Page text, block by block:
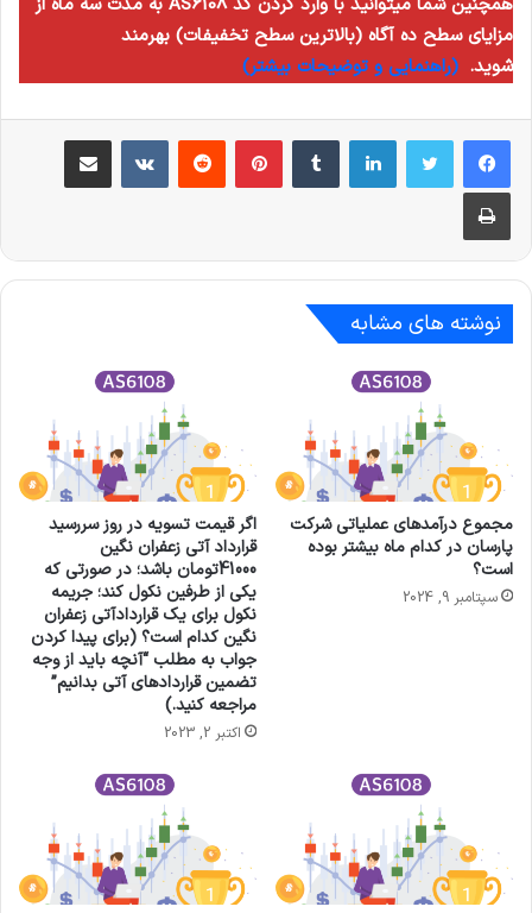
مزایای سطح ده آگاه (بالاترین سطح تخفیفات) بهرمند
شوید. (راهنمایی و توضیحات بیشتر)
لینکدین ‫تامبلر ‫پین‌ترست‫رددیت ‫VKontakteاشتراک گذاری از طریق ایمیل
چاپ
نوشته های مشابه
مجموع درآمدهای عملیاتی شرکت
پارسان در کدام ماه بیشتر بوده
است؟
سپتامبر 9, 2024
اگر قیمت تسویه در روز سررسید
قرارداد آتی زعفران نگین
41000تومان باشد؛ در صورتی که
یکی از طرفین نکول کند؛ جریمه
نکول برای یک قراردادآتی زعفران
نگین کدام است؟ (برای پیدا کردن
جواب به مطلب “آنچه باید از وجه
تضمین قراردادهای آتی بدانیم”
مراجعه کنید.)
اکتبر 2, 2023